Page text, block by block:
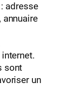
adresse
annuaire
sont
un